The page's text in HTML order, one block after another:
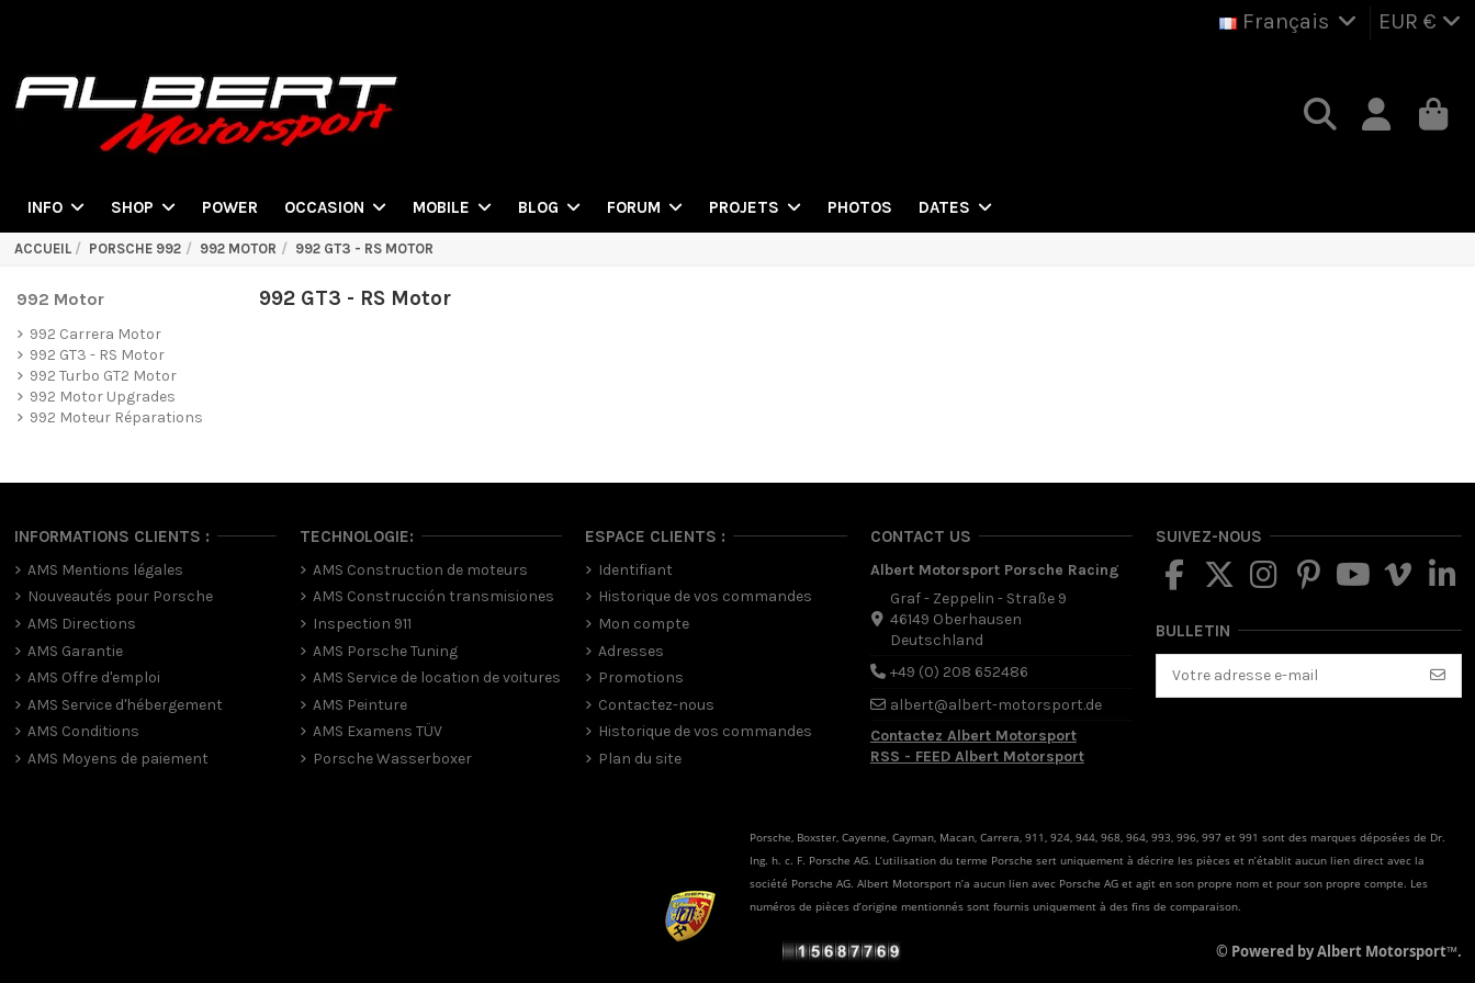
Français EUR €
INFO SHOP POWER OCCASION MOBILE BLOG FORUM PROJETS PHOTOS DATES
ACCUEIL PORSCHE 992 992 MOTOR 992 GT3 - RS MOTOR
992 GT3 - RS Motor
992 Motor
992 Carrera Motor
992 GT3 - RS Motor
992 Turbo GT2 Motor
992 Motor Upgrades
992 Moteur Réparations
INFORMATIONS CLIENTS :
AMS Mentions légales
Nouveautés pour Porsche
AMS Directions
AMS Garantie
AMS Offre d'emploi
AMS Service d'hébergement
AMS Conditions
AMS Moyens de paiement
TECHNOLOGIE:
AMS Construction de moteurs
AMS Construcción transmisiones
Inspection 911
AMS Porsche Tuning
AMS Service de location de voitures
AMS Peinture
AMS Examens TÜV
Porsche Wasserboxer
ESPACE CLIENTS :
Identifiant
Historique de vos commandes
Mon compte
Adresses
Promotions
Contactez-nous
Historique de vos commandes
Plan du site
CONTACT US
Albert Motorsport Porsche Racing
Graf - Zeppelin - Straße 9
46149 Oberhausen
Deutschland
+49 (0) 208 652486
albert@albert-motorsport.de
Contactez Albert Motorsport
RSS - FEED Albert Motorsport
SUIVEZ-NOUS
BULLETIN
Porsche, Boxster, Cayenne, Cayman, Macan, Carrera, 911, 924, 944, 968, 964, 993, 996, 997 et 991 sont des marques déposées de Dr.
Ing. h. c. F. Porsche AG. L’utilisation du terme Porsche sert uniquement à décrire les pièces et n’établit aucun lien direct avec la
société Porsche AG. Albert Motorsport n’a aucun lien avec Porsche AG et agit en son propre nom et pour son propre compte. Les
numéros de pièces d’origine mentionnés sont fournis uniquement à des fins de comparaison.
© Powered by Albert Motorsport™.